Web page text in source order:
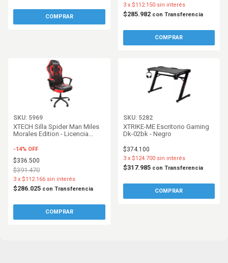
$285.982 con Transferencia
3 x $112.150 sin interés
SKU: 5969
XTECH Silla Spider Man Miles
Morales Edition - Licencia
-14% OFF
$336.500
$391.470
$286.025 con Transferencia
3 x $112.166 sin interés
SKU: 5282
XTRIKE-ME Escritorio Gaming
Dk-02bk - Negro
$374.100
$317.985 con Transferencia
3 x $124.700 sin interés